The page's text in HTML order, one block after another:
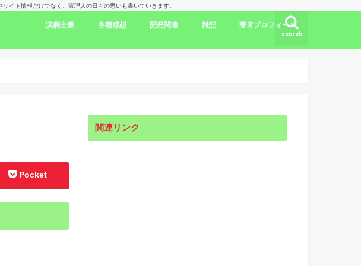
イト情報だけでなく、管理人の日々の思いも書いていきます。
search
演劇全般
演劇感想文リンク
舞台で見た人のドラマ出演情報
楽しみな舞台！
演劇賞
各種感想
劇評 海外劇評
書評 KDP
映画評
旅行記
開発関連
開発言語
iPhone/Mac
WordPress
Ubuntu
集合知/人工知能
雑記
日本
アメリカ
韓国
中国
著者プロフィール
Pocket
関連リンク